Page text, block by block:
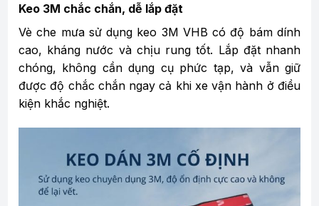
Keo 3M chắc chắn, dễ lắp đặt
Vè che mưa sử dụng keo 3M VHB có độ bám dính
cao, kháng nước và chịu rung tốt. Lắp đặt nhanh
chóng, không cần dụng cụ phức tạp, và vẫn giữ
được độ chắc chắn ngay cả khi xe vận hành ở điều
kiện khắc nghiệt.